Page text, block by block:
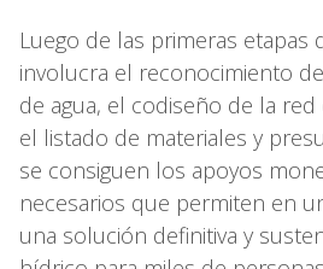
Luego de las primeras etapas
involucra el reconocimiento
de agua, el codiseño de la
el listado de materiales y
se consiguen los apoyos
necesarios que permiten en
una solución definitiva y